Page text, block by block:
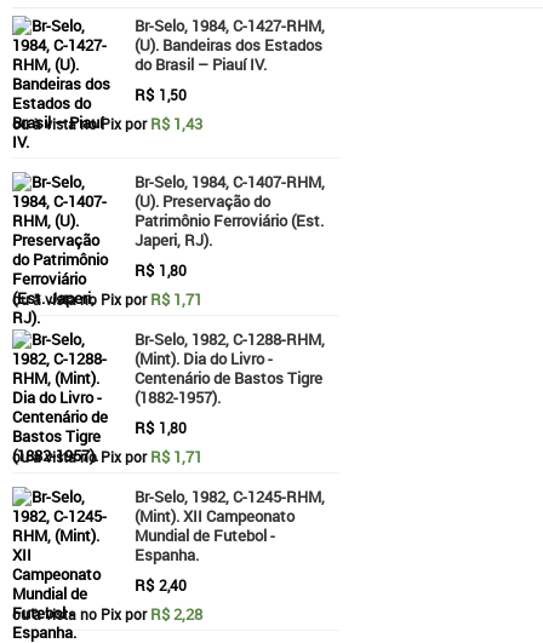
Br-Selo, 1984, C-1427-RHM,
(U). Bandeiras dos Estados
do Brasil – Piauí IV.
R$ 1,50
ou à vista no Pix porR$ 1,43
Br-Selo, 1984, C-1407-RHM,
(U). Preservação do
Patrimônio Ferroviário (Est.
Japeri, RJ).
R$ 1,80
ou à vista no Pix porR$ 1,71
Br-Selo, 1982, C-1288-RHM,
(Mint). Dia do Livro -
Centenário de Bastos Tigre
(1882-1957).
R$ 1,80
ou à vista no Pix porR$ 1,71
Br-Selo, 1982, C-1245-RHM,
(Mint). XII Campeonato
Mundial de Futebol -
Espanha.
R$ 2,40
ou à vista no Pix porR$ 2,28